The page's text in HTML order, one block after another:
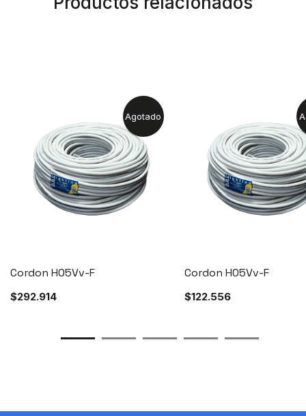
Agotado
Cordon H05Vv-F
$292.914
Cordon H05Vv-F
$122.556